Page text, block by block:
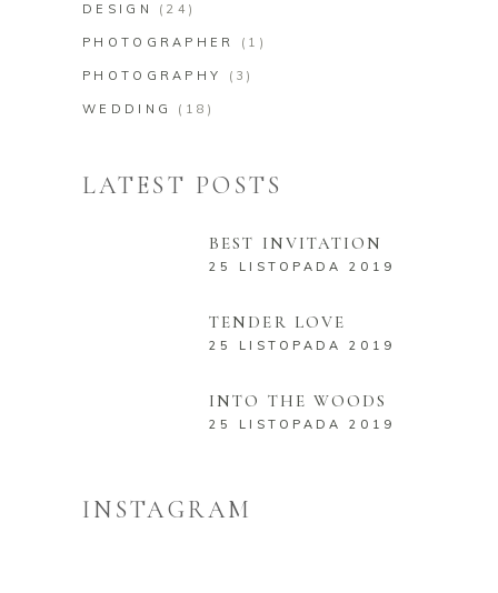
DESIGN (24)
PHOTOGRAPHER (1)
PHOTOGRAPHY (3)
WEDDING (18)
LATEST POSTS
BEST INVITATION
25 LISTOPADA 2019
TENDER LOVE
25 LISTOPADA 2019
INTO THE WOODS
25 LISTOPADA 2019
INSTAGRAM